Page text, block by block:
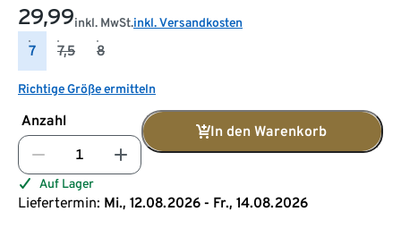
29,99inkl. MwSt.inkl. Versandkosten
7 7,5 8
Richtige Größe ermitteln
Anzahl
In den Warenkorb
Auf Lager
Liefertermin: Mi., 12.08.2026 - Fr., 14.08.2026